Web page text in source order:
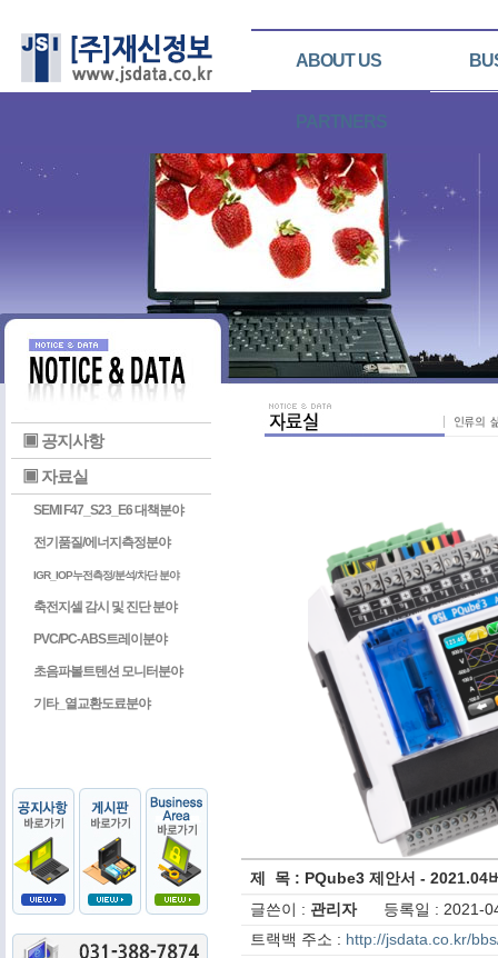
ABOUT US
PARTNERS
▣ 공지사항
▣ 자료실
SEMI F47_S23_E6 대책분야
전기품질/에너지측정분야
IGR_IOP누전측정/분석/차단 분야
축전지셀 감시 및 진단 분야
PVC/PC-ABS트레이분야
초음파볼트텐션 모니터분야
기타_열교환도료분야
제 목 : PQube3 제안서 - 2021.04
글쓴이 : 관리자등록일 : 2021-
트랙백 주소 : http://jsdata.co.kr/